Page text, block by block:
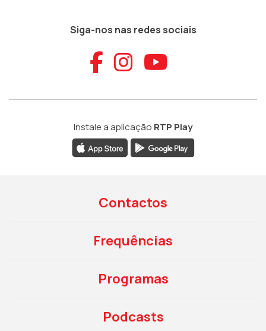
Siga-nos nas redes sociais
Aceder ao
Aceder ao
Aceder
Instale a aplicação RTP Play
Contactos
Frequências
Programas
Podcasts